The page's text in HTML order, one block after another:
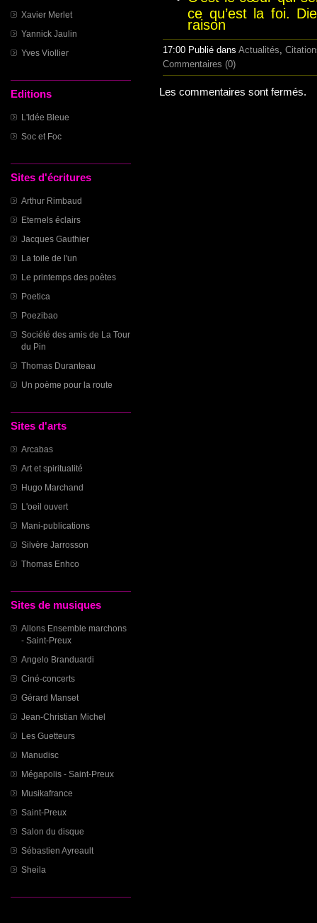
Xavier Merlet
Yannick Jaulin
Yves Viollier
Editions
L'Idée Bleue
Soc et Foc
Sites d'écritures
Arthur Rimbaud
Eternels éclairs
Jacques Gauthier
La toile de l'un
Le printemps des poètes
Poetica
Poezibao
Société des amis de La Tour
du Pin
Thomas Duranteau
Un poème pour la route
Sites d'arts
Arcabas
Art et spiritualité
Hugo Marchand
L'oeil ouvert
Mani-publications
Silvère Jarrosson
Thomas Enhco
Sites de musiques
Allons Ensemble marchons
- Saint-Preux
Angelo Branduardi
Ciné-concerts
Gérard Manset
Jean-Christian Michel
Les Guetteurs
Manudisc
Mégapolis - Saint-Preux
Musikafrance
Saint-Preux
Salon du disque
Sébastien Ayreault
Sheila
ce qu’est la foi.
raison
17:00 Publié dans Actualités,
Commentaires (0)
Les commentaires sont fermés.